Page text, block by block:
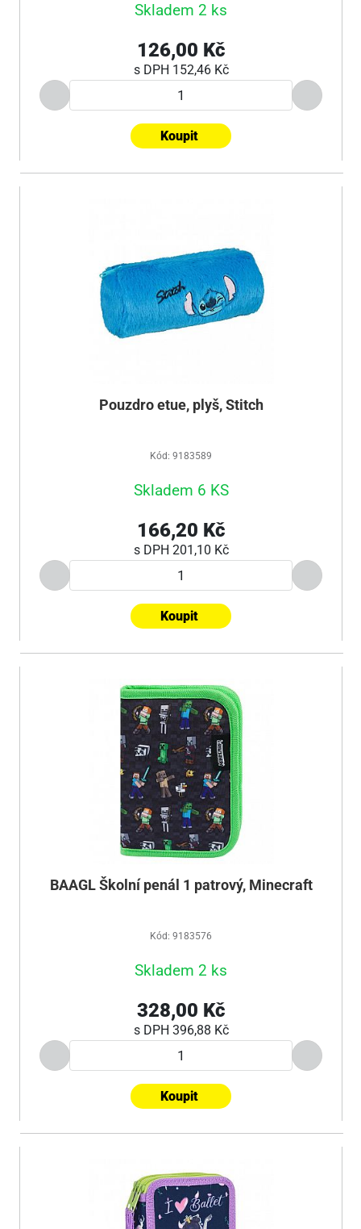
Skladem 2 ks
126,00 Kč
s DPH 152,46 Kč
Koupit
Pouzdro etue, plyš, Stitch
Kód: 9183589
Skladem 6 KS
166,20 Kč
s DPH 201,10 Kč
Koupit
BAAGL Školní penál 1 patrový, Minecraft
Kód: 9183576
Skladem 2 ks
328,00 Kč
s DPH 396,88 Kč
Koupit